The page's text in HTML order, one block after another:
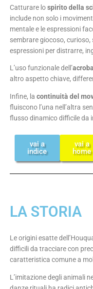
Catturare lospirito della
include non solo i
mentale e le espressioni
sembrare giocoso,
espressioni per distrarre,
L’uso funzionale dell’
altro aspetto chiave,
Infine, la continuità del
fluiscono l’una nell’altra
flusso dinamico difficile da
vai a
indice
vai a
home
LA STORIA
Le origini esatte
difficili da tracciare con
caratteristica comune a
L’imitazione degli animali